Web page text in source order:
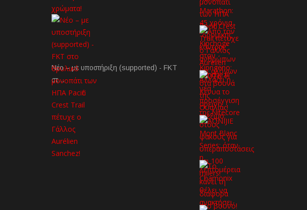
Νέο – με υποστήριξη (supported) - FKT
στ…